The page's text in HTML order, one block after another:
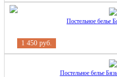
Постельное белье
1 450 руб.
Постельное белье